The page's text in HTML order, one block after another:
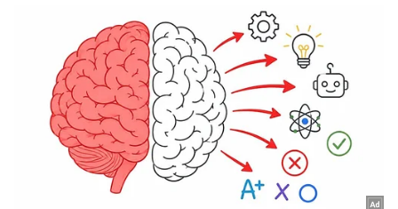
இன்றைய (நவம்பர் 18) நிலவரப்படி
சென்னையில் 22 கேரட் ஆபரணத்
தங்கத்தின் விலையில் எந்த மாற்றமும்
இல்லாமல் நேற்றைய விலையே நீடிக்கிறது.